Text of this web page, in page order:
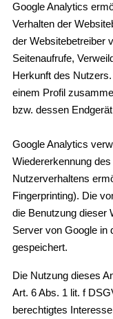
Google Analytics
Verhalten der
der Websitebetreiber
Seitenaufrufe,
Herkunft des
einem Profil
bzw. dessen
Google Analytics
Wiedererkennung
Nutzerverhaltens
Fingerprinting). Die
die Benutzung dieser
Server von Google in
gespeichert.
Die Nutzung dieses
Art. 6 Abs. 1 lit. f
berechtigtes